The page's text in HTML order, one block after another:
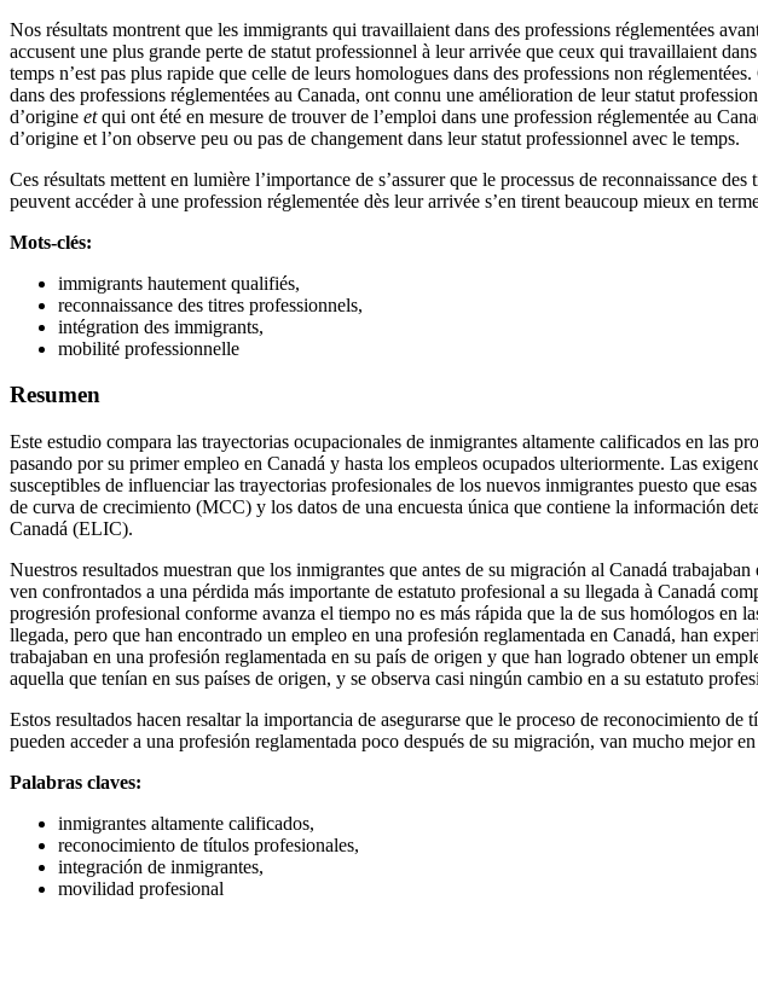
Nos résultats montrent que les immigrants qui travaillaient dans des professions réglementées
accusent une plus grande perte de statut professionnel à leur arrivée que ceux qui travaillaient
temps n’est pas plus rapide que celle de leurs homologues dans des professions non
dans des professions réglementées au Canada, ont connu une amélioration de leur statut
d’origine etqui ont été en mesure de trouver de l’emploi dans une profession réglementée au
d’origine et l’on observe peu ou pas de changement dans leur statut professionnel avec le temps.
Ces résultats mettent en lumière l’importance de s’assurer que le processus de reconnaissance
peuvent accéder à une profession réglementée dès leur arrivée s’en tirent beaucoup mieux en
Mots-clés:
immigrants hautement qualifiés,
reconnaissance des titres professionnels,
intégration des immigrants,
mobilité professionnelle
Resumen
Este estudio compara las trayectorias ocupacionales de inmigrantes altamente calificados en las
pasando por su primer empleo en Canadá y hasta los empleos ocupados ulteriormente. Las
susceptibles de influenciar las trayectorias profesionales de los nuevos inmigrantes puesto que
de curva de crecimiento (MCC) y los datos de una encuesta única que contiene la información
Canadá (ELIC).
Nuestros resultados muestran que los inmigrantes que antes de su migración al Canadá
ven confrontados a una pérdida más importante de estatuto profesional a su llegada à Canadá
progresión profesional conforme avanza el tiempo no es más rápida que la de sus homólogos en
llegada, pero que han encontrado un empleo en una profesión reglamentada en Canadá, han
trabajaban en una profesión reglamentada en su país de origen y que han logrado obtener un
aquella que tenían en sus países de origen, y se observa casi ningún cambio en a su estatuto
Estos resultados hacen resaltar la importancia de asegurarse que le proceso de reconocimiento
pueden acceder a una profesión reglamentada poco después de su migración, van mucho mejor
Palabras claves:
inmigrantes altamente calificados,
reconocimiento de títulos profesionales,
integración de inmigrantes,
movilidad profesional